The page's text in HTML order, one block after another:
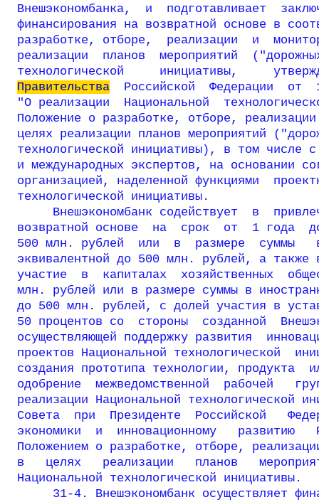
Внешэкономбанка,  и  подготавливает
финансирования на возвратной основе в
разработке, отборе,  реализации  и
реализации  планов  мероприятий
Правительства
Российской  Федерации  от
"О реализации  Национальной
Положение о разработке, отборе,
целях реализации планов мероприятий
технологической инициативы), в том числе
и международных экспертов, на основании
организацией, наделенной функциями
технологической инициативы.
Внешэкономбанк содействует  в
возвратной основе  на  срок  от  1 года
500 млн. рублей  или  в  размере  суммы
эквивалентной до 500 млн. рублей, а также
участие  в  капиталах  хозяйственных
млн. рублей или в размере суммы в
до 500 млн. рублей, с долей участия в
50 процентов со  стороны  созданной
осуществляющей поддержку развития
проектов Национальной технологической
создания прототипа технологии, продукта
одобрение  межведомственной  рабочей
реализации Национальной технологической
Совета  при  Президенте  Российской
экономики  и  инновационному   развитию
Положением о разработке, отборе,
в   целях   реализации   планов
Национальной технологической инициативы.
31-4. Внешэкономбанк осуществляет